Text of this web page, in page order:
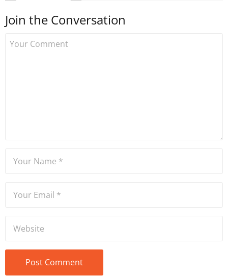
kurdu. 2017'nin Mayıs ayından
Join the Conversation